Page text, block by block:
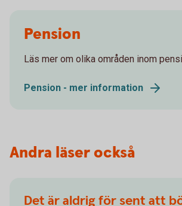
Pension
Läs mer om olika områden inom
Pension - mer information
Andra läser också
Det är aldrig för sent att